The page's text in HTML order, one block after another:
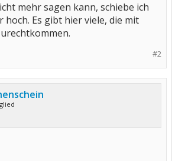
mehr sagen kann, schiebe ich
hoch. Es gibt hier viele, die mit
#2